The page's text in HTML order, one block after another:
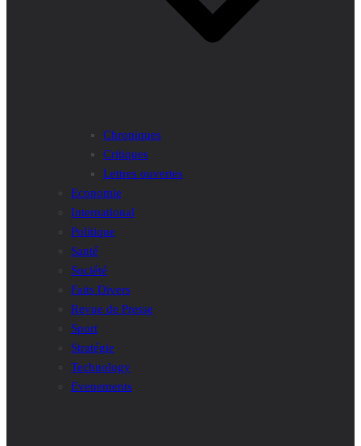
Chroniques
Critiques
Lettres ouvertes
Economie
International
Politique
Santé
Société
Faits Divers
Revue de Presse
Sport
Stratégie
Technology
Evenements